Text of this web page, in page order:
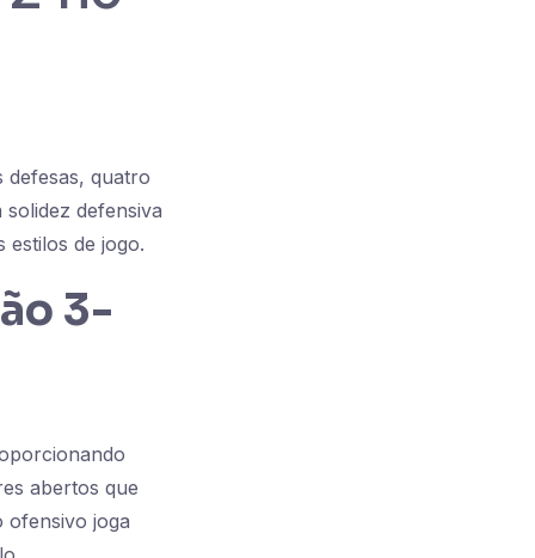
quatro
defensiva
estilos de jogo.
3-
abertos que
ofensivo joga